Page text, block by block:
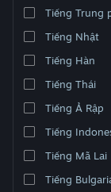
Thay đổi ngôn ngữ
Cài ứng dụng
Xem web cho
Tiếng Trung
Tiếng Nhật
Tiếng Hàn
Tiếng Thái
Tiếng Ả Rập
Tiếng
Tiếng Mã Lai
Tiếng
0 kết quả phù hợp
trừ dựa trên tùy chỉnh